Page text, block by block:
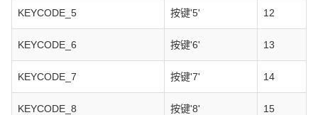
KEYCODE_5 按键'5' 12
KEYCODE_6 按键'6' 13
KEYCODE_7 按键'7' 14
KEYCODE_8 按键'8' 15